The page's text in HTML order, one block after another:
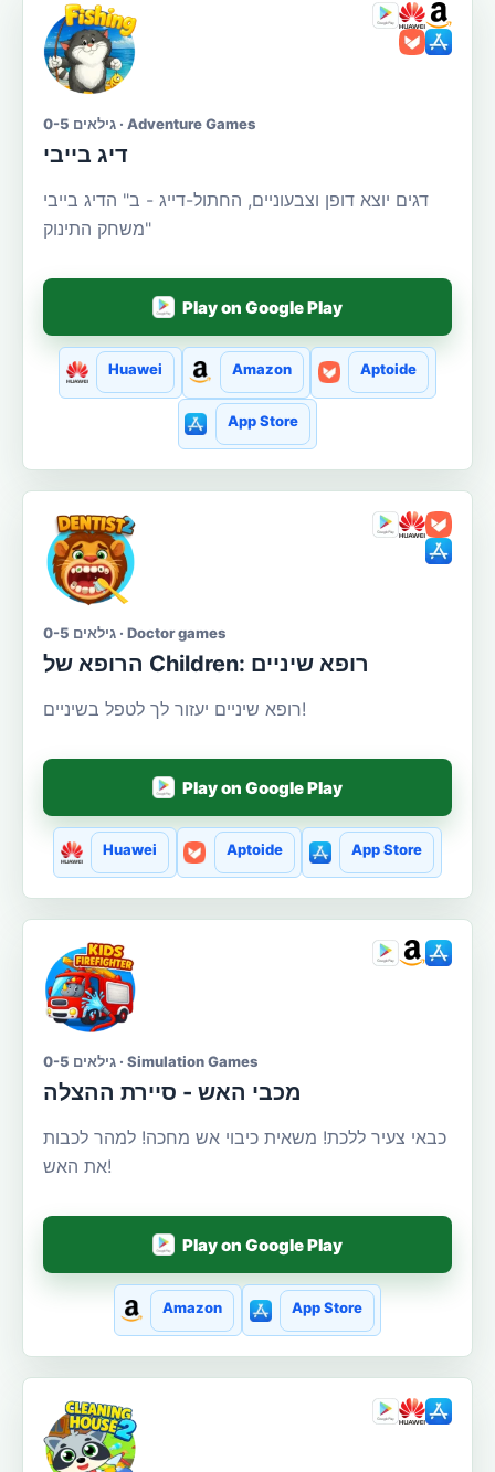
גילאים 0-5 · Adventure Games
דיג בייבי
דגים יוצא דופן וצבעוניים, החתול-דייג - ב" הדיג בייבי
"משחק התינוק
Play on Google Play
Huawei Amazon Aptoide
App Store
גילאים 0-5 · Doctor games
הרופא של Сhildren: רופא שיניים
רופא שיניים יעזור לך לטפל בשיניים!
Play on Google Play
Huawei Aptoide App Store
גילאים 0-5 · Simulation Games
מכבי האש - סיירת ההצלה
כבאי צעיר ללכת! משאית כיבוי אש מחכה! למהר לכבות
את האש!
Play on Google Play
Amazon App Store